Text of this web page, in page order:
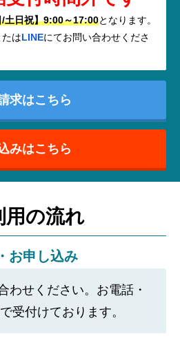
/土日祝】9:00～17:00となります。
たはLINEにてお問い合わせくださ
求はこちら
みはこちら
用の流れ
お申し込み
わせください。お電話・
受付けております。